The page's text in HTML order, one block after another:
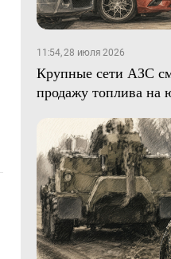
11:54, 28 июля 2026
Крупные сети АЗС
продажу топлива на